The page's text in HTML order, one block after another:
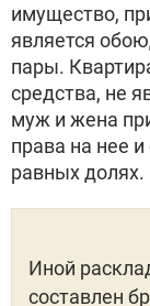
имущество,
является
пары.
средства, не
муж и жена
права на нее
равных долях.
Иной
составлен